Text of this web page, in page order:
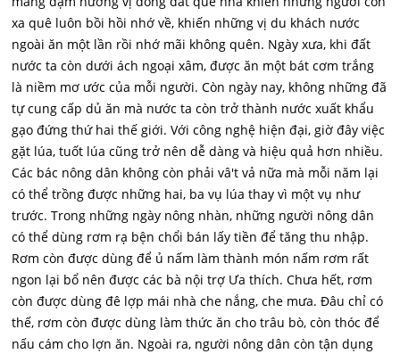
xa quê luôn bồi hồi nhớ về, khiến những vị du khách nước
ngoài ăn một lần rồi nhớ mãi không quên. Ngày xưa, khi đất
nước ta còn dưới ách ngoại xâm, được ăn một bát cơm trắng
là niềm mơ ước của mỗi người. Còn ngày nay, không những đã
tự cung cấp dủ ăn mà nước ta còn trở thành nước xuất khẩu
gạo đứng thứ hai thế giới. Với công nghệ hiện đại, giờ đây việc
gặt lúa, tuốt lúa cũng trở nên dễ dàng và hiệu quả hơn nhiều.
Các bác nông dân không còn phải vâ't vả nữa mà mỗi năm lại
có thể trồng được những hai, ba vụ lúa thay vì một vụ như
trước. Trong những ngày nông nhàn, những người nông dân
có thể dùng rơm rạ bện chổi bán lấy tiền để tăng thu nhập.
Rơm còn được dùng để ủ nấm làm thành món nấm rơm rất
ngon lại bổ nên được các bà nội trợ Ưa thích. Chưa hết, rơm
còn được dùng đê lợp mái nhà che nắng, che mưa. Đâu chỉ có
thế, rơm còn được dùng làm thức ăn cho trâu bò, còn thóc để
nấu cám cho lợn ăn. Ngoài ra, người nông dân còn tận dụng